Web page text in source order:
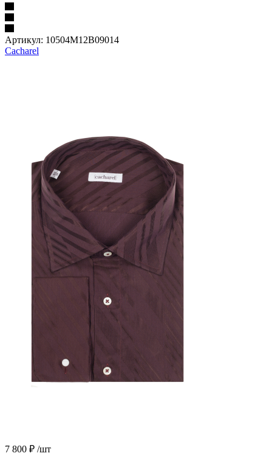
Артикул: 10504M12B09014
Cacharel
7 800 ₽ /шт